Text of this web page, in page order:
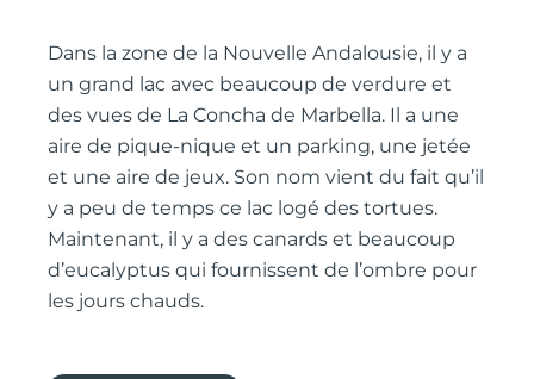
Dans la zone de la Nouvelle Andalousie, il y a
un grand lac avec beaucoup de verdure et
des vues de La Concha de Marbella. Il a une
aire de pique-nique et un parking, une jetée
et une aire de jeux. Son nom vient du fait qu’il
y a peu de temps ce lac logé des tortues.
Maintenant, il y a des canards et beaucoup
d’eucalyptus qui fournissent de l’ombre pour
les jours chauds.